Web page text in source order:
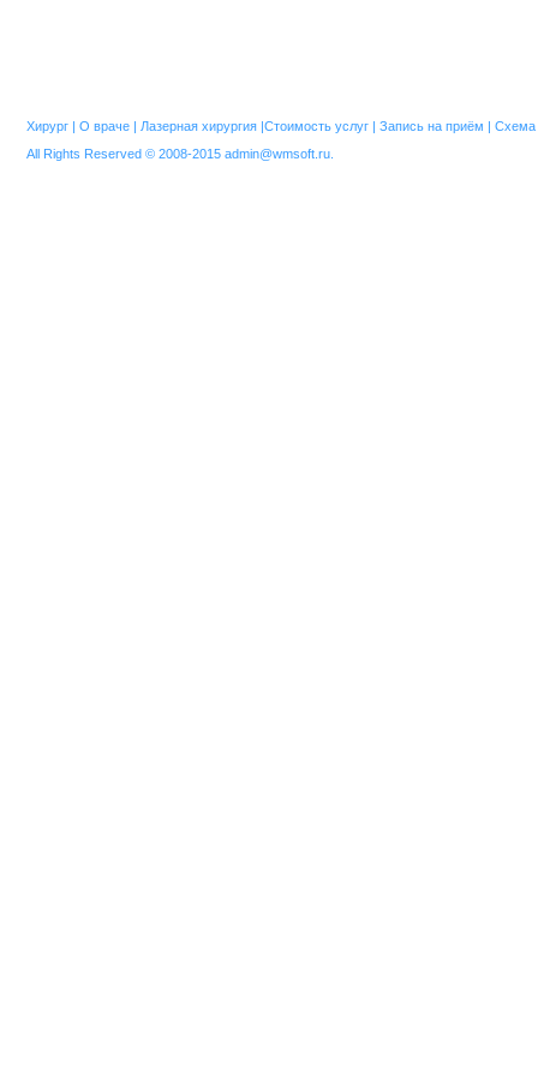
Хирург | О враче | Лазерная хирургия |Стоимость услуг | Запись на приём | Схема
All Rights Reserved © 2008-2015 admin@wmsoft.ru